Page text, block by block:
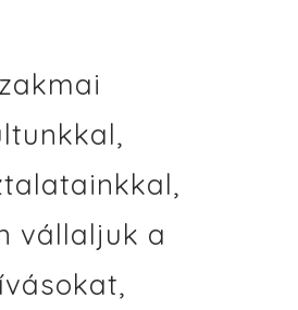
vállaljuk a